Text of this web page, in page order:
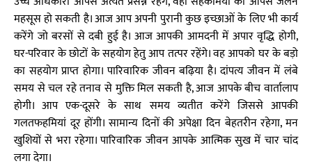
महसूस हो सकती है। आज आप अपनी पुरानी कुछ इच्छाओं के लिए भी कार्य
करेंगे जो बरसों से दबी हुई है। आज आपकी आमदनी में अपार वृद्धि होगी,
घर-परिवार के छोटों के सहयोग हेतु आप तत्पर रहेंगे। वह आपको घर के बड़ो
का सहयोग प्राप्त होगा। पारिवारिक जीवन बढ़िया है। दांपत्य जीवन में लंबे
समय से चल रहे तनाव से मुक्ति मिल सकती है, आज आपके बीच वार्तालाप
होगी। आप एक-दूसरे के साथ समय व्यतीत करेंगे जिससे आपकी
गलतफहमियां दूर होंगी। सामान्य दिनों की अपेक्षा दिन बेहतरीन रहेगा, मन
खुशियों से भरा रहेगा। पारिवारिक जीवन आपके आत्मिक सुख में चार चांद
लगा देगा।